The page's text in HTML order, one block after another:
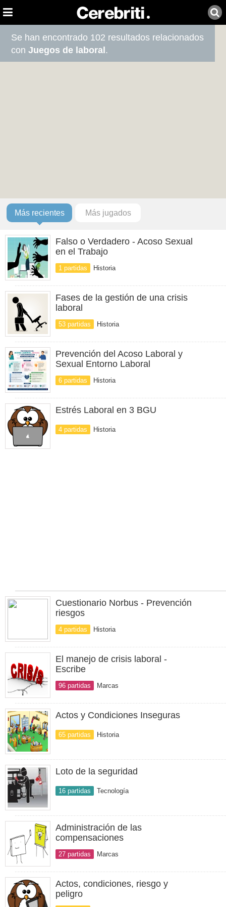
Se han encontrado 102 resultados relacionados
conJuegos de laboral .
Más recientes Más jugados
Falso o Verdadero - Acoso Sexual
en el Trabajo
1 partidas Historia
Fases de la gestión de una crisis
laboral
53 partidas Historia
Prevención del Acoso Laboral y
Sexual Entorno Laboral
6 partidas Historia
Estrés Laboral en 3 BGU
4 partidas Historia
Cuestionario Norbus - Prevención
riesgos
4 partidas Historia
El manejo de crisis laboral -
Escribe
96 partidas Marcas
Actos y Condiciones Inseguras
65 partidas Historia
Loto de la seguridad
16 partidas Tecnología
Administración de las
compensaciones
27 partidas Marcas
Actos, condiciones, riesgo y
peligro